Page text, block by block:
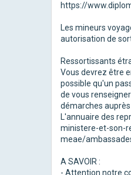
https://
Les mineurs
autorisation de
Ressortissants
Vous devrez être
possible qu'un
de vous
démarches
L'annuaire des
ministere-et-son-
meae/
A SAVOIR :
- Attention notre